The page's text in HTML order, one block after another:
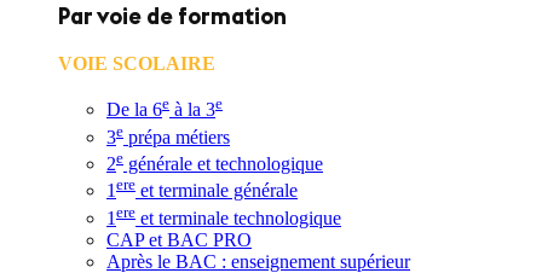
Par voie de formation
VOIE SCOLAIRE
De la 6e à la 3e
3e prépa métiers
2e générale et technologique
1 ere et terminale générale
1 ere et terminale technologique
CAP et BAC PRO
Après le BAC : enseignement supérieur